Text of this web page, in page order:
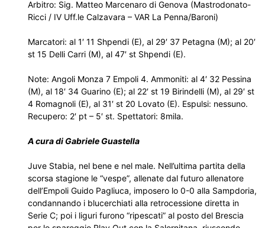
Arbitro: Sig. Matteo Marcenaro di Genova (Mastrodonato-
Ricci / IV Uff.le Calzavara – VAR La Penna/Baroni)
Marcatori: al 1′ 11 Shpendi (E), al 29′ 37 Petagna (M); al 20′
st 15 Delli Carri (M), al 47′ st Shpendi (E).
Note: Angoli Monza 7 Empoli 4. Ammoniti: al 4′ 32 Pessina
(M), al 18′ 34 Guarino (E); al 22′ st 19 Birindelli (M), al 29′ st
4 Romagnoli (E), al 31′ st 20 Lovato (E). Espulsi: nessuno.
Recupero: 2′ pt – 5′ st. Spettatori: 8mila.
A cura di Gabriele Guastella
Juve Stabia, nel bene e nel male. Nell’ultima partita della
scorsa stagione le “vespe”, allenate dal futuro allenatore
dell’Empoli Guido Pagliuca, imposero lo 0-0 alla Sampdoria,
condannando i blucerchiati alla retrocessione diretta in
Serie C; poi i liguri furono “ripescati” al posto del Brescia